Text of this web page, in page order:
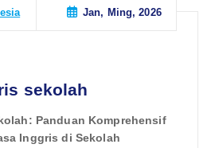
Jan, Ming, 2026
sekolah
Panduan Komprehensif
Inggris di Sekolah